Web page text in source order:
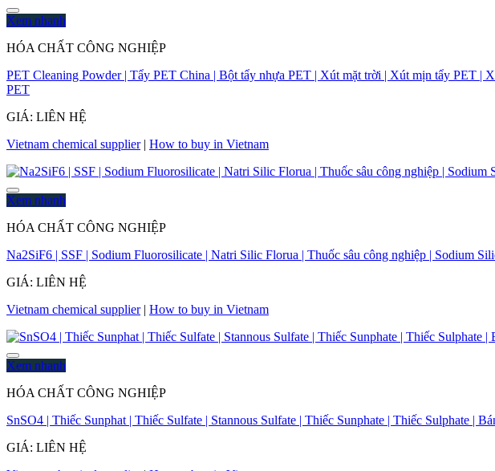
Xem nhanh
HÓA CHẤT CÔNG NGHIỆP
PET Cleaning Powder | Tẩy PET China | Bột tẩy nhựa PET | Xút mặt trời | Xút mịn tẩy PET |
PET
GIÁ: LIÊN HỆ
Vietnam chemical supplier| How to buy in Vietnam
Xem nhanh
HÓA CHẤT CÔNG NGHIỆP
Na2SiF6 | SSF | Sodium Fluorosilicate | Natri Silic Florua | Thuốc sâu công nghiệp | Sodium
GIÁ: LIÊN HỆ
Vietnam chemical supplier| How to buy in Vietnam
Xem nhanh
HÓA CHẤT CÔNG NGHIỆP
SnSO4 | Thiếc Sunphat | Thiếc Sulfate | Stannous Sulfate | Thiếc Sunphate | Thiếc Sulphate |
GIÁ: LIÊN HỆ